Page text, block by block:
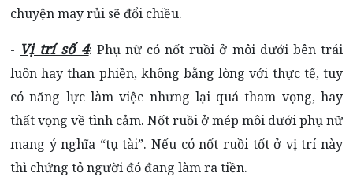
chuyện may rủi sẽ đổi chiều.
- Vị trí số 4: Phụ nữ có nốt ruồi ở môi dưới bên trái
luôn hay than phiền, không bằng lòng với thực tế, tuy
có năng lực làm việc nhưng lại quá tham vọng, hay
thất vọng về tình cảm. Nốt ruồi ở mép môi dưới phụ nữ
mang ý nghĩa “tụ tài”. Nếu có nốt ruồi tốt ở vị trí này
thì chứng tỏ người đó đang làm ra tiền.